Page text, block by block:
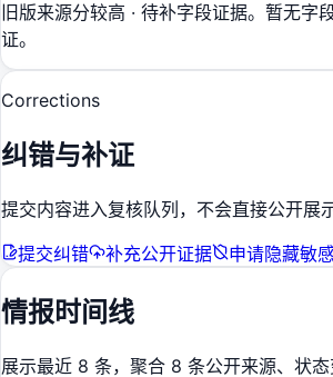
旧版来源分较高 · 待补字段证据。暂无字
证。
Corrections
纠错与补证
提交内容进入复核队列，不会直接公开展示
提交纠错
补充公开证据 申请隐藏敏
情报时间线
展示最近 8 条，聚合 8 条公开来源、状